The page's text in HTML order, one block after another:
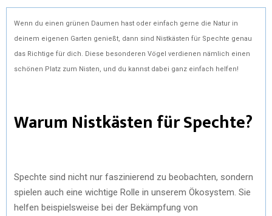
H
A
R
E
(
T
W
I
)
H
A
E
N
A
C
E
B
O
H
A
R
E
I
N
T
E
H
A
E
I
N
K
E
H
N
M
Wenn du einen grünen Daumen hast oder einfach gerne die Natur in
deinem eigenen Garten genießt, dann sind Nistkästen für Spechte genau
das Richtige für dich. Diese besonderen Vögel verdienen nämlich einen
schönen Platz zum Nisten, und du kannst dabei ganz einfach helfen!
Warum Nistkästen für Spechte?
Spechte sind nicht nur faszinierend zu beobachten, sondern
spielen auch eine wichtige Rolle in unserem Ökosystem. Sie
helfen beispielsweise bei der Bekämpfung von